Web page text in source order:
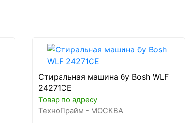
Стиральная машина бу Bosh WLF
24271CE
Товар по адресу
ТехноПрайм - МОСКВА